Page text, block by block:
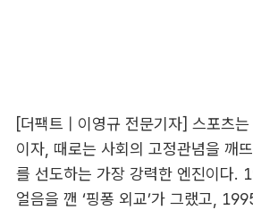
[더팩트 | 이영규 전문기자] 스포츠
이자, 때로는 사회의 고정관념을 깨
를 선도하는 가장 강력한 엔진이다.
얼음을 깬 ‘핑퐁 외교’가 그랬고,